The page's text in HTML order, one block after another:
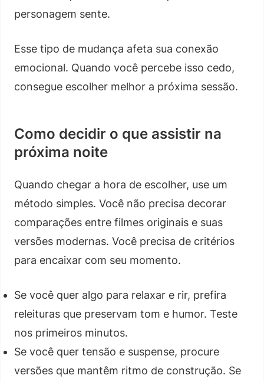
personagem sente.
Esse tipo de mudança afeta sua conexão
emocional. Quando você percebe isso cedo,
consegue escolher melhor a próxima sessão.
Como decidir o que assistir na
próxima noite
Quando chegar a hora de escolher, use um
método simples. Você não precisa decorar
comparações entre filmes originais e suas
versões modernas. Você precisa de critérios
para encaixar com seu momento.
Se você quer algo para relaxar e rir, prefira
releituras que preservam tom e humor. Teste
nos primeiros minutos.
Se você quer tensão e suspense, procure
versões que mantêm ritmo de construção. Se